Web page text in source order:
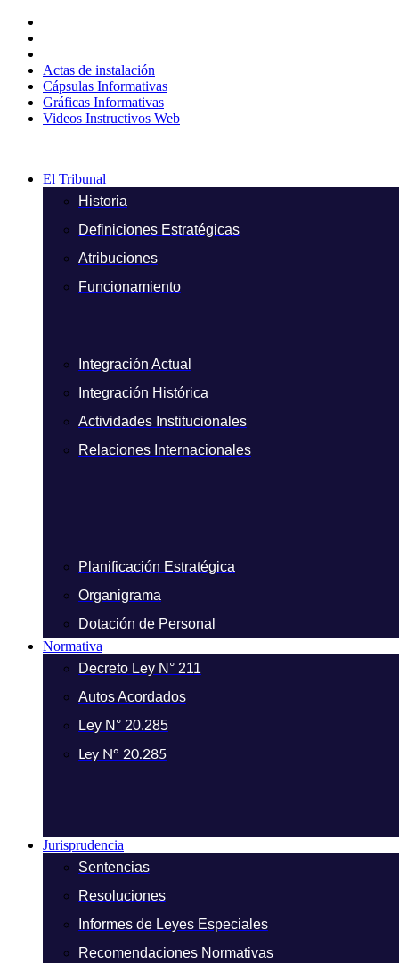
contenido
Actas de instalación
Cápsulas Informativas
Gráficas Informativas
Videos Instructivos Web
El Tribunal
Historia
Definiciones Estratégicas
Atribuciones
Funcionamiento
Integración Actual
Integración Histórica
Actividades Institucionales
Relaciones Internacionales
Planificación Estratégica
Organigrama
Dotación de Personal
Normativa
Decreto Ley N° 211
Autos Acordados
Ley N° 20.285
Ley N° 20.285
Jurisprudencia
Sentencias
Resoluciones
Informes de Leyes Especiales
Recomendaciones Normativas